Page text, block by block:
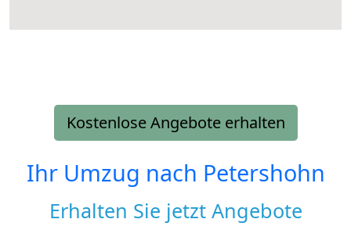
Kostenlose Angebote erhalten
Ihr Umzug nach Petershohn
Erhalten Sie jetzt Angebote